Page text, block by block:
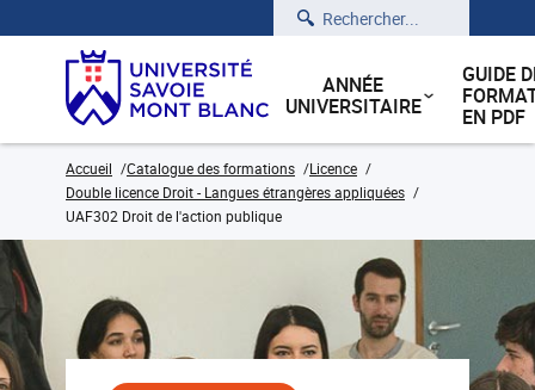
Rechercher
ANNÉE
UNIVERSITAIRE
GUIDE
EN PDF
Accueil Catalogue des formations
Licence
Double licence Droit - Langues étrangères appliquées
UAF302 Droit de l'action publique